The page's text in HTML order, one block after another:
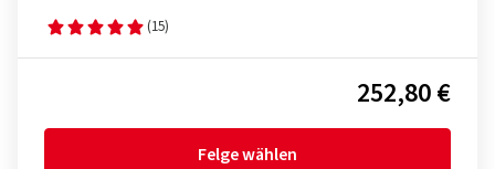
(15)
252,80 €
Felge wählen